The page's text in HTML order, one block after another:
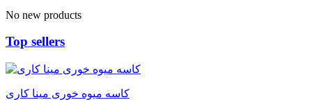
No new products
Top sellers
کاسه میوه خوری مینا کاری